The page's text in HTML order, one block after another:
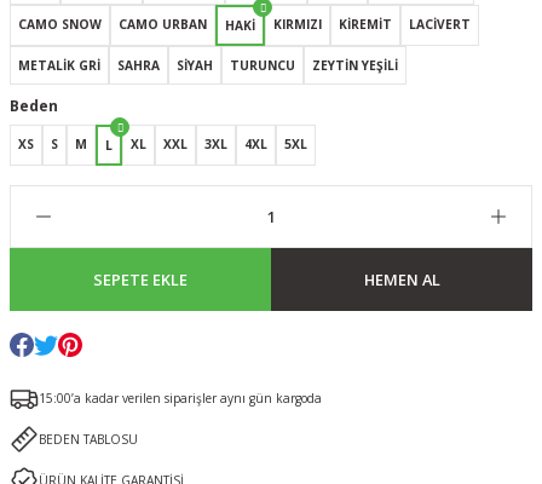
CAMO SNOW CAMO URBAN HAKİ KIRMIZI KİREMİT LACİVERT
METALİK GRİ SAHRA SİYAH TURUNCU ZEYTİN YEŞİLİ
Beden
XS S M L XL XXL 3XL 4XL 5XL
SEPETE EKLE HEMEN AL
15:00’a kadar verilen siparişler aynı gün kargoda
BEDEN TABLOSU
ÜRÜN KALİTE GARANTİSİ